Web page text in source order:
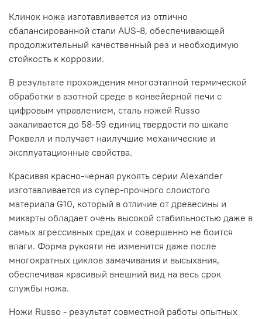
Клинок ножа изготавливается из отлично
сбалансированной стали AUS-8, обеспечивающей
продолжительный качественный рез и необходимую
стойкость к коррозии.
В результате прохождения многоэтапной термической
обработки в азотной среде в конвейерной печи с
цифровым управлением, сталь ножей Russo
закаливается до 58-59 единиц твердости по шкале
Роквелл и получает наилучшие механические и
эксплуатационные свойства.
Красивая красно-черная рукоять серии Alexander
изготавливается из супер-прочного слоистого
материала G10, который в отличие от древесины и
микарты обладает очень высокой стабильностью даже в
самых агрессивных средах и совершенно не боится
влаги. Форма рукояти не изменится даже после
многократных циклов замачивания и высыхания,
обеспечивая красивый внешний вид на весь срок
службы ножа.
Ножи Russo - результат совместной работы опытных